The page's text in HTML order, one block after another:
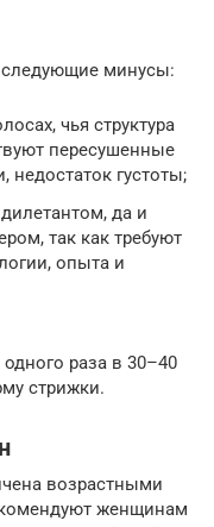
следующие минусы:
чья структура
пересушенные
недостаток густоты;
да и
так как требуют
опыта и
раза в 30–40
стрижки.
возрастными
женщинам